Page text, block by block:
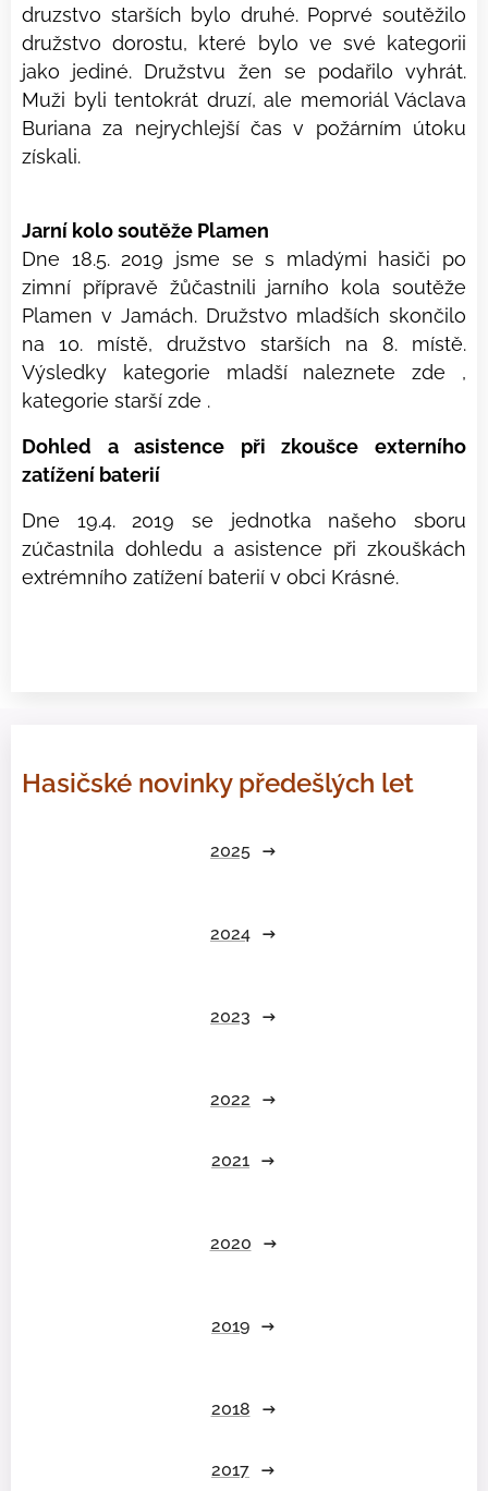
druzstvo starších bylo druhé. Poprvé soutěžilo
družstvo dorostu, které bylo ve své kategorii
jako jediné. Družstvu žen se podařilo vyhrát.
Muži byli tentokrát druzí, ale memoriál Václava
Buriana za nejrychlejší čas v požárním útoku
získali.
Jarní kolo soutěže Plamen
Dne 18.5. 2019 jsme se s mladými hasiči po
zimní přípravě žůčastnili jarního kola soutěže
Plamen v Jamách. Družstvo mladších skončilo
na 10. místě, družstvo starších na 8. místě.
Výsledky kategorie mladší naleznete zde ,
kategorie starší zde .
Dohled a asistence při zkoušce externího
zatížení baterií
Dne 19.4. 2019 se jednotka našeho sboru
zúčastnila dohledu a asistence při zkouškách
extrémního zatížení baterií v obci Krásné.
Hasičské novinky předešlých let
2025
2024
2023
2022
2021
2020
2019
2018
2017